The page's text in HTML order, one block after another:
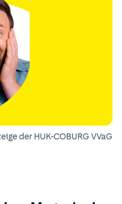
der HUK-COBURG VVaG